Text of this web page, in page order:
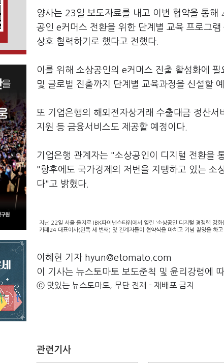
양사는 23일 보도자료를 내고 이번 협약을 통
공인 e커머스 전환을 위한 단계별 교육 프로그
상호 협력하기로 했다고 전했다.
이를 위해 소상공인의 e커머스 진출 활성화에
및 글로벌 진출까지 단계별 교육과정을 신설할
또 기업은행의 해외전자상거래 수출대금 정산
지원 등 금융서비스도 제공할 예정이다.
기업은행 관계자는 "소상공인이 디지털 전환을
"향후에도 국가경제의 저변을 지탱하고 있는 소
다"고 밝혔다.
지난 22일 서울 을지로 IBK파이낸스타워에서 열린 '소상공인 디지털 경쟁력 강
카페24 대표이사(왼쪽 세 번째) 및 관계자들이 협약식을 마치고 기념 촬영을 하
이혜현 기자 hyun@etomato.com
이 기사는 뉴스토마토 보도준칙 및 윤리강령에
ⓒ 맛있는 뉴스토마토, 무단 전재 - 재배포 금지
관련기사